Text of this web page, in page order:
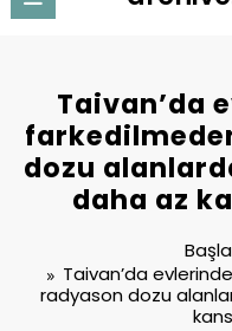
Taivan’da
dozu
daha az
Taivan’da
radyason dozu